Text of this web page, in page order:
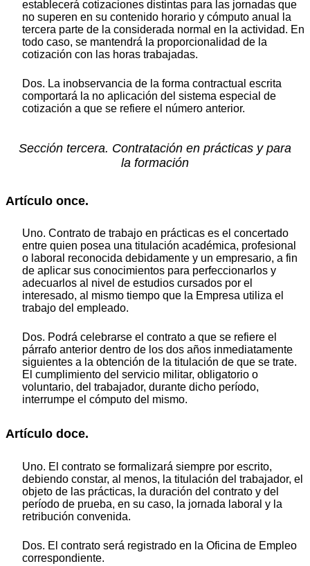
establecerá cotizaciones distintas para las jornadas que
no superen en su contenido horario y cómputo anual la
tercera parte de la considerada normal en la actividad. En
todo caso, se mantendrá la proporcionalidad de la
cotización con las horas trabajadas.
Dos. La inobservancia de la forma contractual escrita
comportará la no aplicación del sistema especial de
cotización a que se refiere el número anterior.
Sección tercera. Contratación en prácticas y para
la formación
Artículo once.
Uno. Contrato de trabajo en prácticas es el concertado
entre quien posea una titulación académica, profesional
o laboral reconocida debidamente y un empresario, a fin
de aplicar sus conocimientos para perfeccionarlos y
adecuarlos al nivel de estudios cursados por el
interesado, al mismo tiempo que la Empresa utiliza el
trabajo del empleado.
Dos. Podrá celebrarse el contrato a que se refiere el
párrafo anterior dentro de los dos años inmediatamente
siguientes a la obtención de la titulación de que se trate.
El cumplimiento del servicio militar, obligatorio o
voluntario, del trabajador, durante dicho período,
interrumpe el cómputo del mismo.
Artículo doce.
Uno. El contrato se formalizará siempre por escrito,
debiendo constar, al menos, la titulación del trabajador, el
objeto de las prácticas, la duración del contrato y del
período de prueba, en su caso, la jornada laboral y la
retribución convenida.
Dos. El contrato será registrado en la Oficina de Empleo
correspondiente.